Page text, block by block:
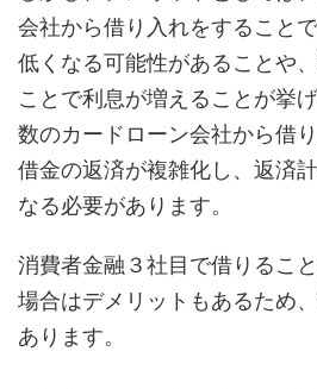
会社から借り入れをすること
低くなる可能性があることや
ことで利息が増えることが挙
数のカードローン会社から借
借金の返済が複雑化し、返済
なる必要があります。
消費者金融３社目で借りるこ
場合はデメリットもあるため
あります。